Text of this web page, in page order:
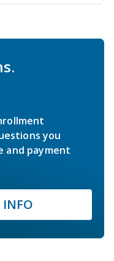
you
and payment
INFO